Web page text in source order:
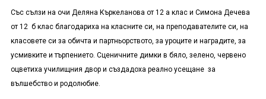
Със сълзи на очи Деляна Къркеланова от 12 а клас и Симона Дечева
от 12 б клас благодариха на класните си, на преподавателите си, на
класовете си за обичта и партньорството, за уроците и наградите, за
усмивките и търпението. Сценичните димки в бяло, зелено, червено
оцветиха училищния двор и създадоха реално усещане за
вълшебство и родолюбие.